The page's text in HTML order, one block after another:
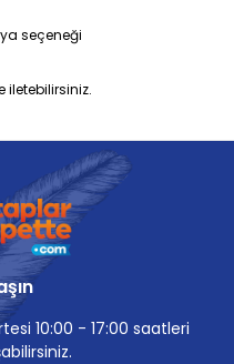
seçeneği
iletebilirsiniz.
10:00 - 17:00 saatleri